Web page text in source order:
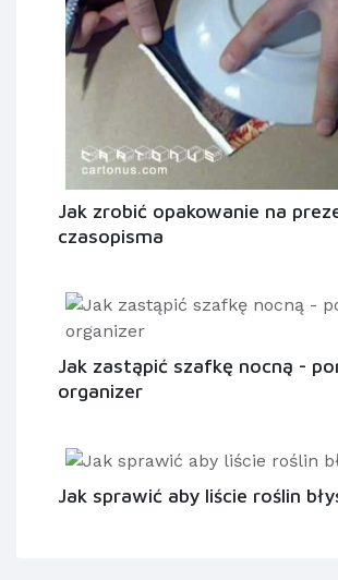
Jak zrobić opakowanie na
czasopisma
Jak zastąpić szafkę nocną -
organizer
Jak sprawić aby liście roślin